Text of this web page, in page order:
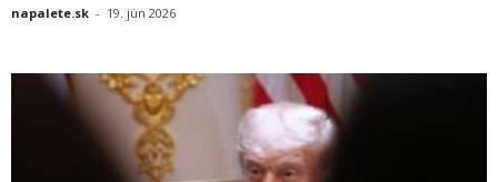
napalete.sk - 19. jún 2026